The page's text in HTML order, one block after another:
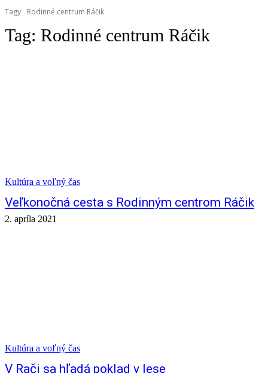
Tagy
Rodinné centrum Ráčik
Tag: Rodinné centrum Ráčik
Kultúra a voľný čas
Veľkonočná cesta s Rodinným centrom Ráčik
2. apríla 2021
Kultúra a voľný čas
V Rači sa hľadá poklad v lese